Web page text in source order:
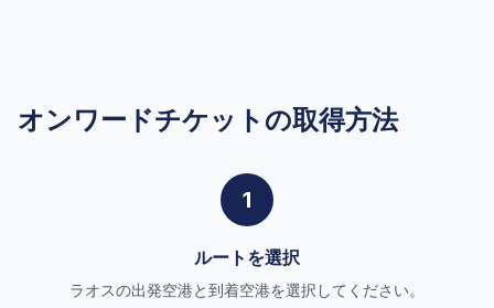
オンワードチケットの取得方法
1
ルートを選択
ラオスの出発空港と到着空港を選択してください。